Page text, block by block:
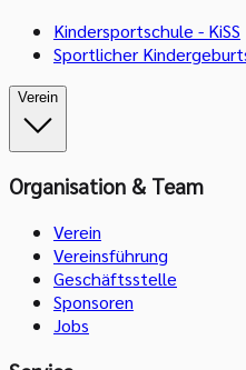
Kindersportschule - KiSS
Sportlicher
Verein
Organisation & Team
Verein
Vereinsführung
Geschäftsstelle
Sponsoren
Jobs